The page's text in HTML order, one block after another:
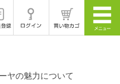
ヤの魅力について